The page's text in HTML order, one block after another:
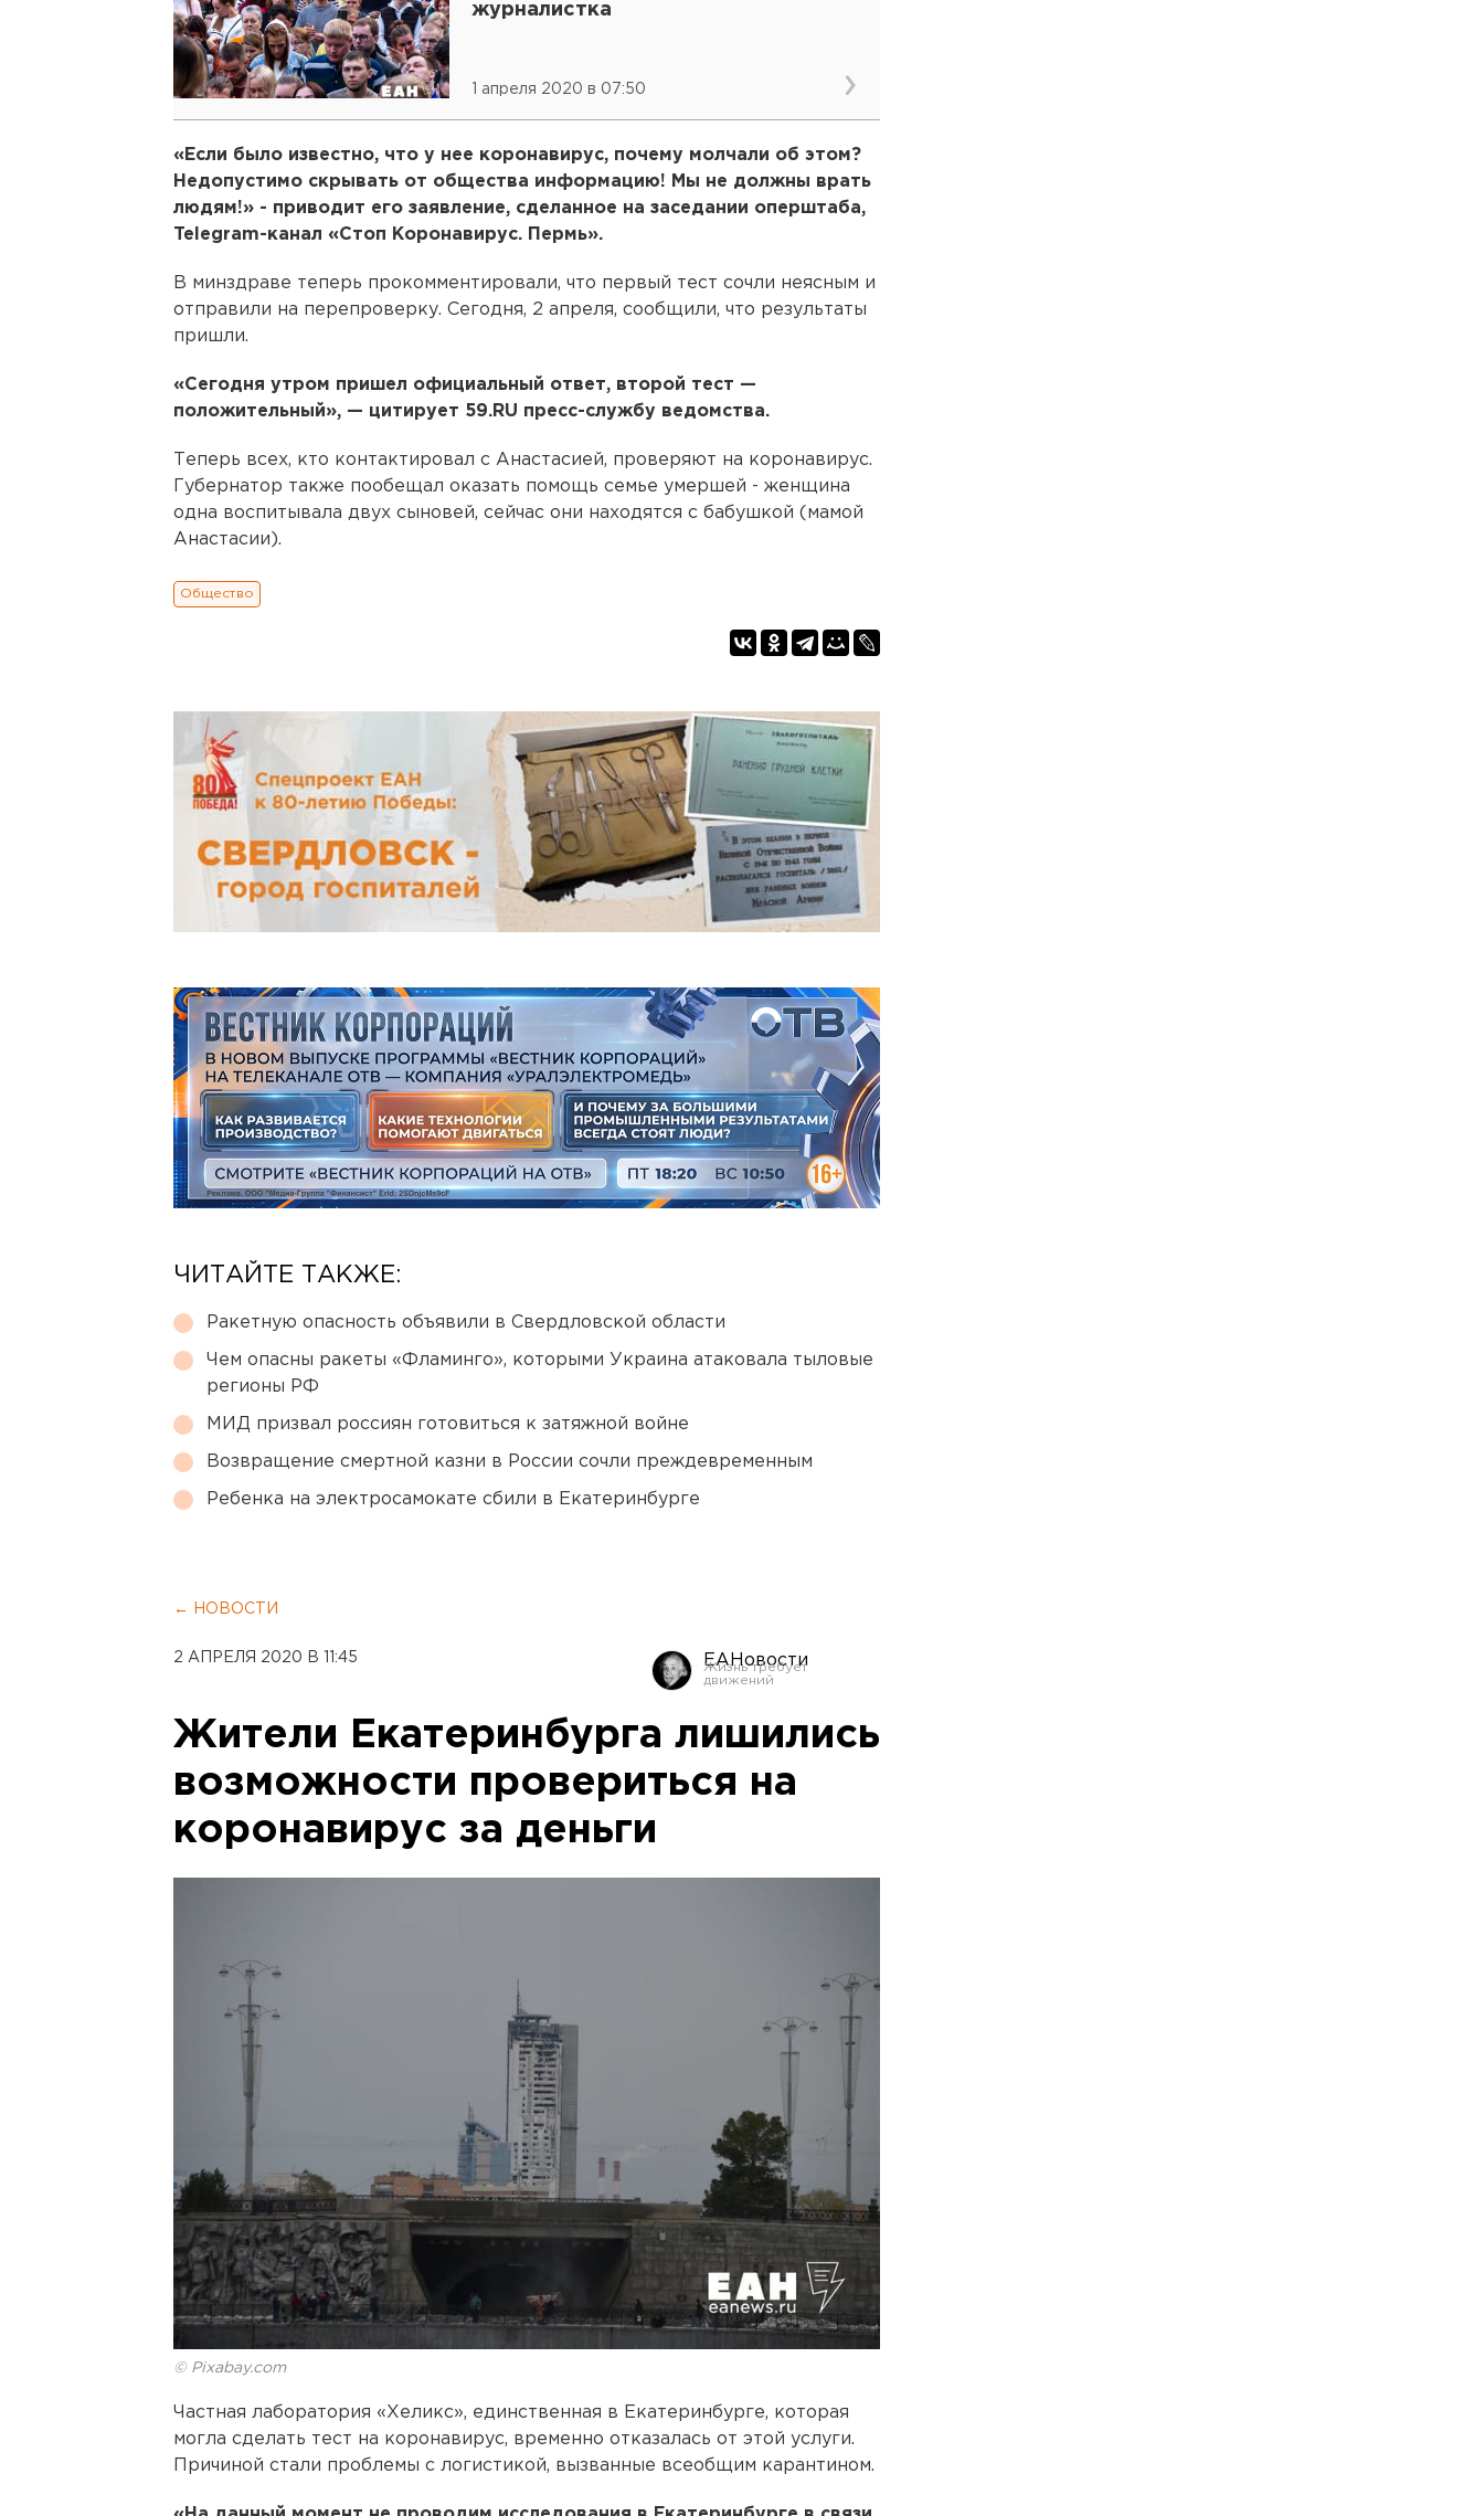
журналистка
1 апреля 2020 в 07:50
«Если было известно, что у нее коронавирус, почему молчали об этом?
Недопустимо скрывать от общества информацию! Мы не должны врать
людям!» - приводит его заявление, сделанное на заседании оперштаба,
Telegram-канал «Стоп Коронавирус. Пермь».
В минздраве теперь прокомментировали, что первый тест сочли неясным и
отправили на перепроверку. Сегодня, 2 апреля, сообщили, что результаты
пришли.
«Сегодня утром пришел официальный ответ, второй тест —
положительный», — цитирует 59.RU пресс-службу ведомства.
Теперь всех, кто контактировал с Анастасией, проверяют на коронавирус.
Губернатор также пообещал оказать помощь семье умершей - женщина
одна воспитывала двух сыновей, сейчас они находятся с бабушкой (мамой
Анастасии).
Общество
ЧИТАЙТЕ ТАКЖЕ:
Ракетную опасность объявили в Свердловской области
Чем опасны ракеты «Фламинго», которыми Украина атаковала тыловые
регионы РФ
МИД призвал россиян готовиться к затяжной войне
Возвращение смертной казни в России сочли преждевременным
Ребенка на электросамокате сбили в Екатеринбурге
← НОВОСТИ
2 АПРЕЛЯ 2020 В 11:45 ЕАНовости
Жители Екатеринбурга лишились
возможности провериться на
коронавирус за деньги
© Pixabay.com
Частная лаборатория «Хеликс», единственная в Екатеринбурге, которая
могла сделать тест на коронавирус, временно отказалась от этой услуги.
Причиной стали проблемы с логистикой, вызванные всеобщим карантином.